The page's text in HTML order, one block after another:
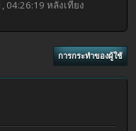
04:26:19 หลังเที่ยง
การกระทำของผู้ใช้